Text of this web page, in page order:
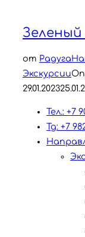
от Радуга
Экскурсии
29.01.2023
Тел.: +7
Tg: +7